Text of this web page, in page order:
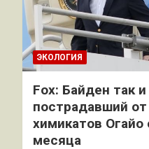
ЭКОЛОГИЯ
Fox: Байден так
пострадавший
химикатов Огайо
месяца